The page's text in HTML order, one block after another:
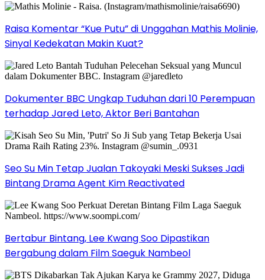
Raisa Komentar “Kue Putu” di Unggahan Mathis Molinie,
Sinyal Kedekatan Makin Kuat?
Dokumenter BBC Ungkap Tuduhan dari 10 Perempuan
terhadap Jared Leto, Aktor Beri Bantahan
Seo Su Min Tetap Jualan Takoyaki Meski Sukses Jadi
Bintang Drama Agent Kim Reactivated
Bertabur Bintang, Lee Kwang Soo Dipastikan
Bergabung dalam Film Saeguk Nambeol